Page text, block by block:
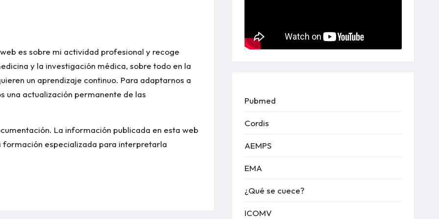
es sobre mi actividad profesional y recoge
y la investigación médica, sobre todo en la
un aprendizaje continuo. Para adaptarnos a
una actualización permanente de las
La información publicada en esta web
formación especializada para interpretarla
Pubmed
Cordis
AEMPS
EMA
¿Qué se cuece?
ICOMV